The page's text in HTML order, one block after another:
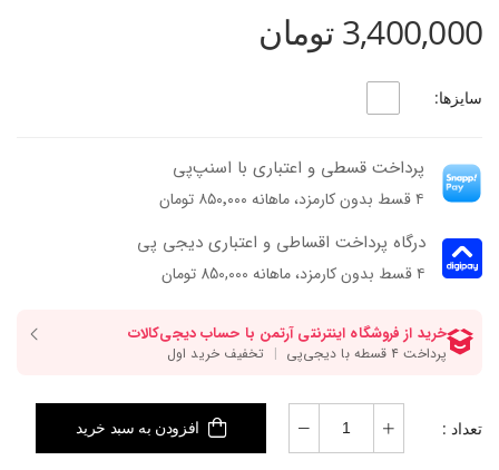
3,400,000 تومان
سایزها:
پرداخت قسطی و اعتباری با اسنپ‌پی
۴ قسط بدون کارمزد، ماهانه ۸۵۰٬۰۰۰ تومان
درگاه پرداخت اقساطی و اعتباری دیجی پی
۴ قسط بدون کارمزد، ماهانه 850,000 تومان
تعداد : افزودن به سبد خرید